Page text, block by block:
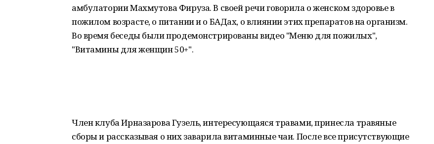
амбулатории Махмутова Фируза. В своей речи говорила о женском здоровье в
пожилом возрасте, о питании и о БАДах, о влиянии этих препаратов на организм.
Во время беседы были продемонстрированы видео "Меню для пожилых",
"Витамины для женщин 50+".
Член клуба Ирназарова Гузель, интересующаяся травами, принесла травяные
сборы и рассказывая о них заварила витаминные чаи. После все присутствующие